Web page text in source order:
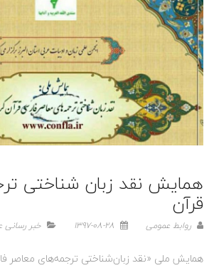
همایش نقد زبان شناختی
قرآن
روابط عمومی خبر رسانی
همایش ملی «نقد زبان‌شناختی ترجمه‌های معاصر